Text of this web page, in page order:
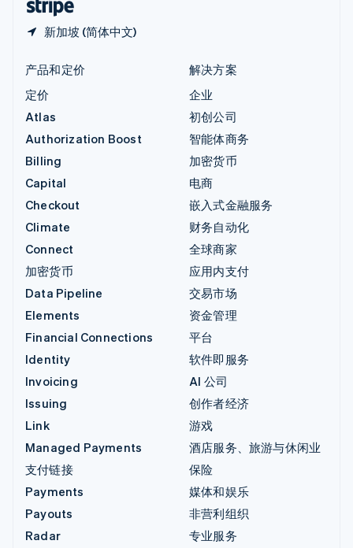
新加坡 (简体中文)
产品和定价
定价
Atlas
Authorization Boost
Billing
Capital
Checkout
Climate
Connect
加密货币
Data Pipeline
Elements
Financial Connections
Identity
Invoicing
Issuing
Link
Managed Payments
支付链接
Payments
Payouts
Radar
解决方案
企业
初创公司
智能体商务
加密货币
电商
嵌入式金融服务
财务自动化
全球商家
应用内支付
交易市场
资金管理
平台
软件即服务
AI 公司
创作者经济
游戏
酒店服务、旅游与休闲业
保险
媒体和娱乐
非营利组织
专业服务